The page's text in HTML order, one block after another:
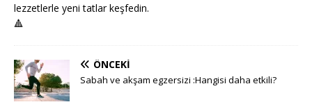
lezzetlerle yeni tatlar keşfedin.
🔺
ÖNCEKI
Sabah ve akşam egzersizi :Hangisi daha etkili?